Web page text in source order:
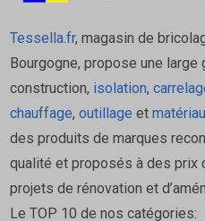
Retour — Produit
échangé
Tessella.fr, magasin de
Bourgogne, propose une large
construction, isolation,
chauffage, outillage et
des produits de marques
qualité et proposés à des
projets de rénovation et
Le TOP 10 de nos catégories: